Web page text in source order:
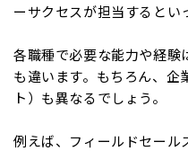
ーサクセスが担当するとい
各職種で必要な能力や経験
も違います。もちろん、企
ト）も異なるでしょう。
例えば、フィールドセール